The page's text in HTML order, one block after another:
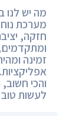
מה יש לנו
מערכת
חזקה,
זמינה
אפליקציות.
והכי
לעשות